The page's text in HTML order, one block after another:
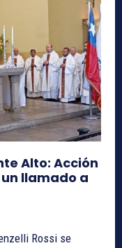
Alto: Acción
llamado a
Rossi se